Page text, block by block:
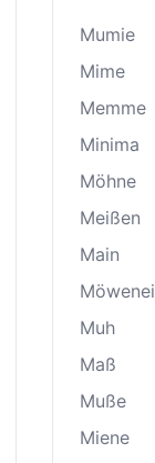
Mumie
Mime
Memme
Minima
Möhne
Meißen
Main
Möwenei
Muh
Maß
Muße
Miene